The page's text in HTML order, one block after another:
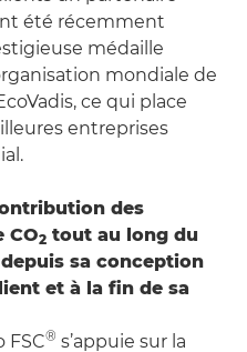
été récemment
médaille
mondiale de
ce qui place
entreprises
des
CO2 tout au long du
sa conception
et à la fin de sa
FSC® s’appuie sur la